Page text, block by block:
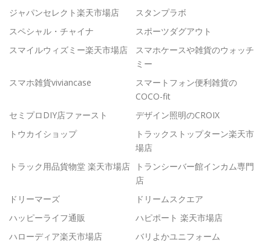
ジャパンセレクト楽天市場店
スタンプラボ
スペシャル・チャイナ
スポーツダグアウト
スマイルウィズミー楽天市場店
スマホケースや雑貨のウォッチ
ミー
スマホ雑貨viviancase
スマートフォン便利雑貨の
COCO-fit
セミプロDIY店ファースト
デザイン照明のCROIX
トウカイショップ
トラックストップターン楽天市
場店
トラック用品貨物堂 楽天市場店
トランシーバー館インカム専門
店
ドリーマーズ
ドリームスクエア
ハッピーライフ通販
ハピポート 楽天市場店
ハローディア楽天市場店
バリよかユニフォーム